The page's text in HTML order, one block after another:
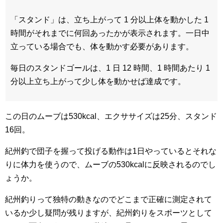
「スタンド」は、立ち上がって 1 分以上体を動かした 1
時間がそれまでに何回あったかが表示されます。一日中
立っている場合でも、体を動かす必要があります。
毎日のスタンドゴールは、1 日 12 時間、1 時間あたり 1
分以上立ち上がって少し体を動かせば達成です。
この日のムーブは530kcal、エクササイズは25分、スタンド
16回。
紀州釣で団子を握って投げる動作は1日やっているとそれな
りに体力を使うので、ムーブの530kcalに反映されるのでし
ょうか。
紀州釣りって独特の動きなのでどこまで正確に測定されて
いるか少し疑問が残りますが、紀州釣りをスポーツとして